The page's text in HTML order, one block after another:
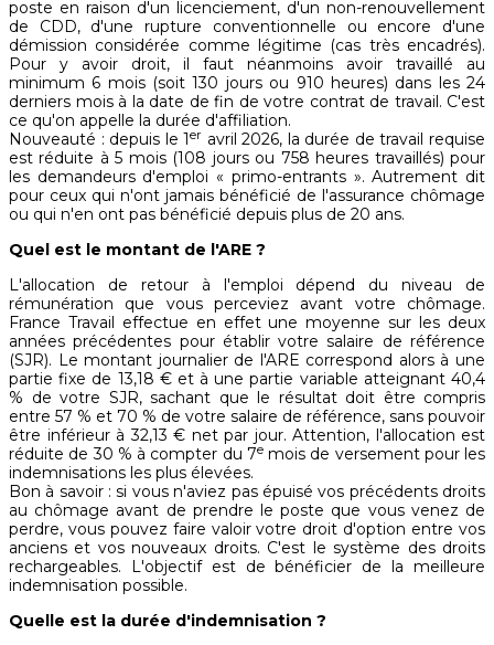
poste en raison d'un licenciement, d'un non-renouvellement
de CDD, d'une rupture conventionnelle ou encore d'une
démission considérée comme légitime (cas très encadrés).
Pour y avoir droit, il faut néanmoins avoir travaillé au
minimum 6 mois (soit 130 jours ou 910 heures) dans les 24
derniers mois à la date de fin de votre contrat de travail. C'est
ce qu'on appelle la durée d'affiliation.
Nouveauté : depuis le 1er avril 2026, la durée de travail requise
est réduite à 5 mois (108 jours ou 758 heures travaillés) pour
les demandeurs d'emploi « primo-entrants ». Autrement dit
pour ceux qui n'ont jamais bénéficié de l'assurance chômage
ou qui n'en ont pas bénéficié depuis plus de 20 ans.
Quel est le montant de l'ARE ?
L'allocation de retour à l'emploi dépend du niveau de
rémunération que vous perceviez avant votre chômage.
France Travail effectue en effet une moyenne sur les deux
années précédentes pour établir votre salaire de référence
(SJR). Le montant journalier de l'ARE correspond alors à une
partie fixe de 13,18 € et à une partie variable atteignant 40,4
% de votre SJR, sachant que le résultat doit être compris
entre 57 % et 70 % de votre salaire de référence, sans pouvoir
être inférieur à 32,13 € net par jour. Attention, l'allocation est
réduite de 30 % à compter du 7emois de versement pour les
indemnisations les plus élevées.
Bon à savoir : si vous n'aviez pas épuisé vos précédents droits
au chômage avant de prendre le poste que vous venez de
perdre, vous pouvez faire valoir votre droit d'option entre vos
anciens et vos nouveaux droits. C'est le système des droits
rechargeables. L'objectif est de bénéficier de la meilleure
indemnisation possible.
Quelle est la durée d'indemnisation ?